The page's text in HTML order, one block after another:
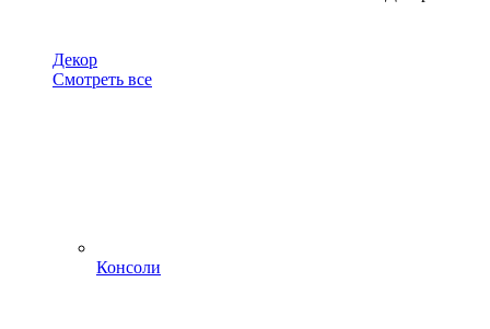
Декор
Смотреть все
Консоли